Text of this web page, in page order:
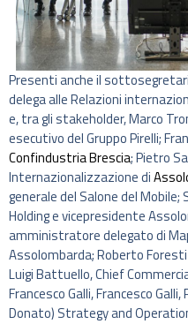
Presenti anche il
delega alle Relazioni
e, tra gli stakeholder, Marco
esecutivo del Gruppo Pirelli;
Confindustria Brescia; Pietro
Internazionalizzazione di
generale del Salone del
Holding e vicepresidente
amministratore delegato di
Assolombarda;Roberto
Luigi Battuello, Chief
Francesco Galli, Francesco
Donato) Strategy and